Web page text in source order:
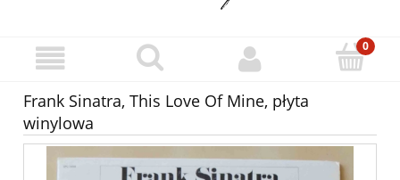
Frank Sinatra, This Love Of Mine, płyta
winylowa